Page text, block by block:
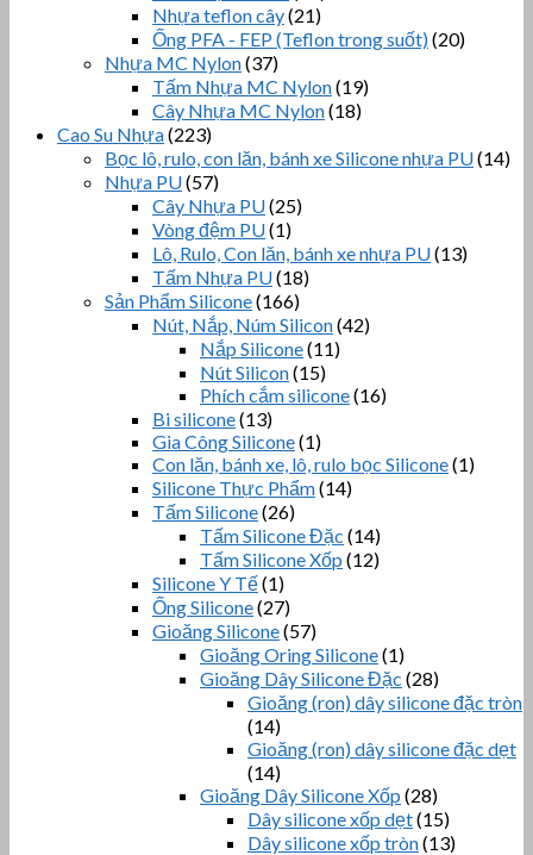
Nhựa teflon cây(21)
Ống PFA - FEP (Teflon trong suốt)(20)
Nhựa MC Nylon(37)
Tấm Nhựa MC Nylon(19)
Cây Nhựa MC Nylon(18)
Cao Su Nhựa(223)
Bọc lô, rulo, con lăn, bánh xe Silicone nhựa PU(14)
Nhựa PU(57)
Cây Nhựa PU(25)
Vòng đệm PU(1)
Lô, Rulo, Con lăn, bánh xe nhựa PU(13)
Tấm Nhựa PU(18)
Sản Phẩm Silicone(166)
Nút, Nắp, Núm Silicon(42)
Nắp Silicone(11)
Nút Silicon(15)
Phích cắm silicone(16)
Bi silicone(13)
Gia Công Silicone(1)
Con lăn, bánh xe, lô, rulo bọc Silicone(1)
Silicone Thực Phẩm(14)
Tấm Silicone(26)
Tấm Silicone Đặc (14)
Tấm Silicone Xốp (12)
Silicone Y Tế(1)
Ống Silicone(27)
Gioăng Silicone(57)
Gioăng Oring Silicone(1)
Gioăng Dây Silicone Đặc (28)
Gioăng (ron) dây silicone đặc tròn
(14)
Gioăng (ron) dây silicone đặc dẹt
(14)
Gioăng Dây Silicone Xốp (28)
Dây silicone xốp dẹt(15)
Dây silicone xốp tròn(13)